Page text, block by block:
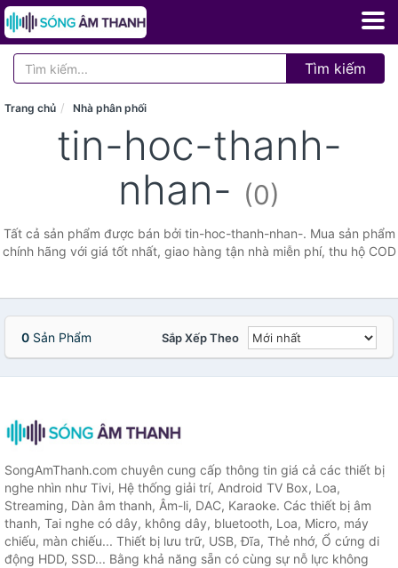
Tìm kiếm
Trang chủ Nhà phân phối
tin-hoc-thanh-
nhan- (0)
Tất cả sản phẩm được bán bởi tin-hoc-thanh-nhan-. Mua sản phẩm
chính hãng với giá tốt nhất, giao hàng tận nhà miễn phí, thu hộ COD
0 Sản Phẩm Sắp Xếp Theo
SongAmThanh.com chuyên cung cấp thông tin giá cả các thiết bị
nghe nhìn như Tivi, Hệ thống giải trí, Android TV Box, Loa,
Streaming, Dàn âm thanh, Âm-li, DAC, Karaoke. Các thiết bị âm
thanh, Tai nghe có dây, không dây, bluetooth, Loa, Micro, máy
chiếu, màn chiếu... Thiết bị lưu trữ, USB, Đĩa, Thẻ nhớ, Ổ cứng di
động HDD, SSD... Bằng khả năng sẵn có cùng sự nỗ lực không